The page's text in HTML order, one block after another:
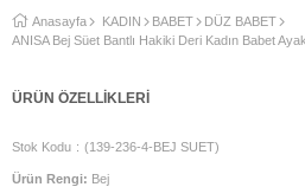
Anasayfa KADIN BABET
DÜZ BABET
ANİSA Bej Süet Bantlı Hakiki Deri Kadın Babet
ÜRÜN ÖZELLIKLERI
Stok Kodu (139-236-4-BEJ SUET)
Ürün Rengi: Bej